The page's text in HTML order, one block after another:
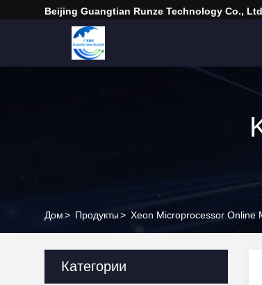
Beijing Guangtian Runze Technology Co.,
Дом> Продукты> Xeon Microprocessor Online
Категории